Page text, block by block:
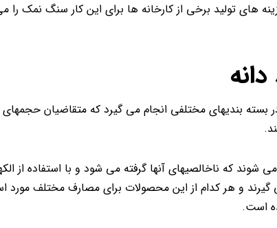
های تولید برخی از کارخانه ها برای این کار سنگ نمک را
بندیهای مختلفی انجام می گیرد که متقاضیان حجمهای
که ناخالصیهای آنها گرفته می شود و با استفاده از
و هر کدام از این محصولات برای مصارف مختلف مورد
است.